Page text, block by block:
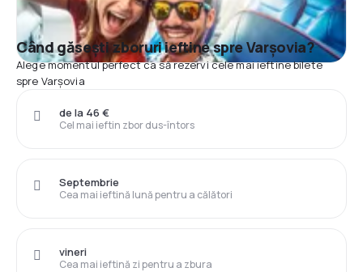
Când găsești zboruri ieftine spre Varşovia?
Alege momentul perfect ca să rezervi cele mai ieftine bilete
spre Varşovia
Cel mai ieftin zbor dus-întors
de la 46 €
Cea mai ieftină lună pentru a călători
Septembrie
Cea mai ieftină zi pentru a zbura
vineri